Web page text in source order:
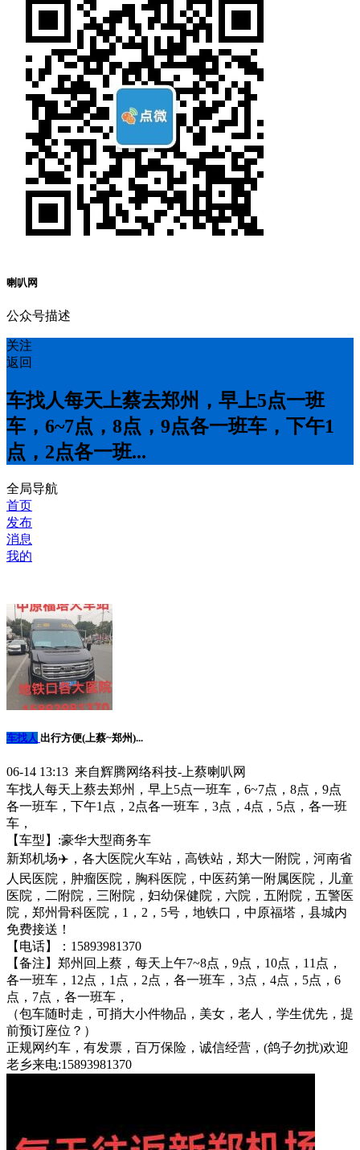
喇叭网
公众号描述
关注
返回
车找人每天上蔡去郑州，早上5点一班
车，6~7点，8点，9点各一班车，下午1
点，2点各一班...
全局导航
首页
发布
消息
我的
车找人 出行方便(上蔡~郑州)...
06-14 13:13 来自辉腾网络科技-上蔡喇叭网
车找人每天上蔡去郑州，早上5点一班车，6~7点，8点，9点
各一班车，下午1点，2点各一班车，3点，4点，5点，各一班
车，
【车型】:豪华大型商务车
新郑机场✈️，各大医院火车站，高铁站，郑大一附院，河南省
人民医院，肿瘤医院，胸科医院，中医药第一附属医院，儿童
医院，二附院，三附院，妇幼保健院，六院，五附院，五警医
院，郑州骨科医院，1，2，5号，地铁口，中原福塔，县城内
免费接送！
【电话】：15893981370
【备注】郑州回上蔡，每天上午7~8点，9点，10点，11点，
各一班车，12点，1点，2点，各一班车，3点，4点，5点，6
点，7点，各一班车，
（包车随时走，可捎大小件物品，美女，老人，学生优先，提
前预订座位？）
正规网约车，有发票，百万保险，诚信经营，(鸽子勿扰)欢迎
老乡来电:15893981370